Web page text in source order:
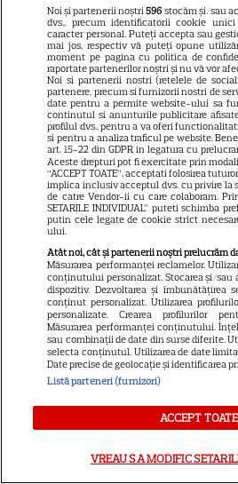
„Nu știm
Despre
Contacte
Publicitate
Termeni și
Despre
Sitemap
Noi și partenerii noștri596 stocăm și/sau
dvs., precum identificatorii cookie
caracter personal. Puteți accepta sau
mai jos, respectiv vă puteți opune
moment pe pagina cu politica de
raportate partenerilor noștri și nu vă vor
Noi si partenerii nostri (retelele de
partenere, precum si furnizorii nostri de
date pentru a permite website-ului sa
continutul si anunturile publicitare
profilul dvs., pentru a va oferi
si pentru a analiza traficul pe website.
art. 15-22 din GDPR in legatura cu
Aceste drepturi pot fi exercitate prin
“ACCEPT TOATE”, acceptati folosirea
implica inclusiv acceptul dvs. cu privire la
de catre Vendor-ii cu care colaboram.
SETARILE INDIVIDUAL” puteti schimba
putin cele legate de cookie strict
ului.
Atât noi, cât și partenerii noștri prelucrăm
Măsurarea performanței reclamelor.
conținutului personalizat. Stocarea și/sau
dispozitiv. Dezvoltarea și îmbunătățirea
conținut personalizat. Utilizarea
personalizate. Crearea profilurilor
Măsurarea performanței conținutului.
sau combinații de date din surse diferite.
selecta conținutul. Utilizarea de date
Date precise de geolocație și identificarea
Listă parteneri (furnizori)
ACCEPT TOATE
VREAU SA MODIFIC